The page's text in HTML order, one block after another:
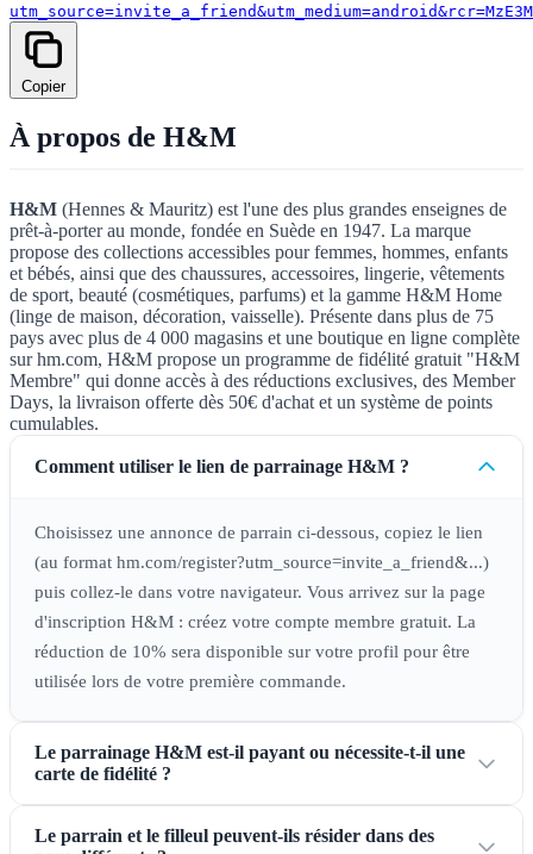
Copier
À propos de H&M
H&M (Hennes & Mauritz) est l'une des plus grandes enseignes de
prêt-à-porter au monde, fondée en Suède en 1947. La marque
propose des collections accessibles pour femmes, hommes, enfants
et bébés, ainsi que des chaussures, accessoires, lingerie, vêtements
de sport, beauté (cosmétiques, parfums) et la gamme H&M Home
(linge de maison, décoration, vaisselle). Présente dans plus de 75
pays avec plus de 4 000 magasins et une boutique en ligne complète
sur hm.com, H&M propose un programme de fidélité gratuit "H&M
Membre" qui donne accès à des réductions exclusives, des Member
Days, la livraison offerte dès 50€ d'achat et un système de points
cumulables.
Comment utiliser le lien de parrainage H&M ?
Choisissez une annonce de parrain ci-dessous, copiez le lien
(au format hm.com/register?utm_source=invite_a_friend&...)
puis collez-le dans votre navigateur. Vous arrivez sur la page
d'inscription H&M : créez votre compte membre gratuit. La
réduction de 10% sera disponible sur votre profil pour être
utilisée lors de votre première commande.
Le parrainage H&M est-il payant ou nécessite-t-il une
carte de fidélité ?
Le parrain et le filleul peuvent-ils résider dans des